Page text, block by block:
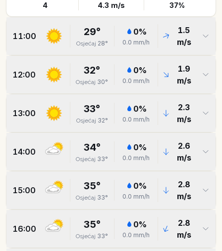
4 4.3 m/s 37%
11:00 29°
Osjećaj 28°
0%
0.0 mm/h
1.5
m/s
12:00 32°
Osjećaj 30°
0%
0.0 mm/h
1.9
m/s
13:00 33°
Osjećaj 32°
0%
0.0 mm/h
2.3
m/s
14:00 34°
Osjećaj 33°
0%
0.0 mm/h
2.6
m/s
15:00 35°
Osjećaj 33°
0%
0.0 mm/h
2.8
m/s
16:00 35°
Osjećaj 33°
0%
0.0 mm/h
2.8
m/s